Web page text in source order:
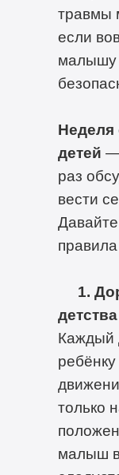
травмы
если
малышу
Неделя
детей —
раз
вести
1.
детства
Каждый
только
малыш